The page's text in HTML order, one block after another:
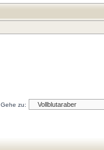
Gehe zu: